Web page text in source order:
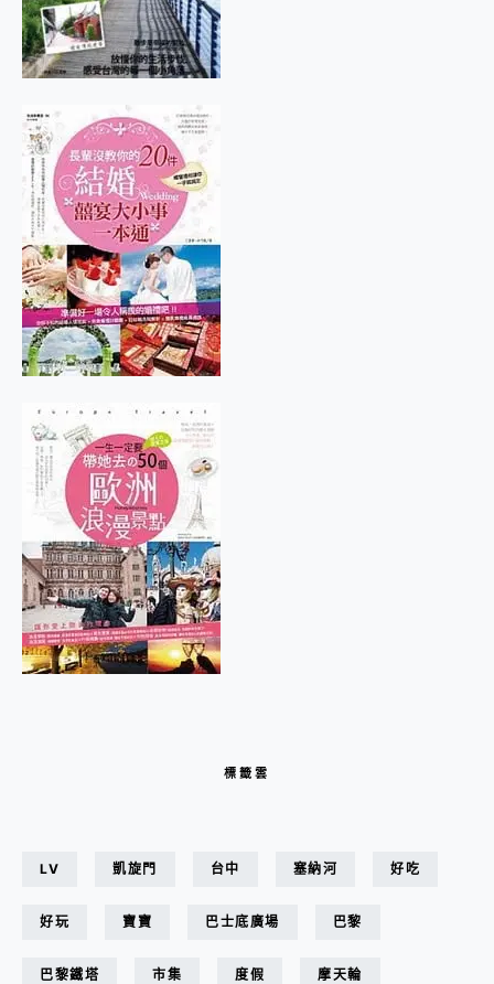
標籤雲
LV 凱旋門 台中 塞納河 好吃
好玩 寶寶 巴士底廣場 巴黎
巴黎鐵塔 市集 度假 摩天輪